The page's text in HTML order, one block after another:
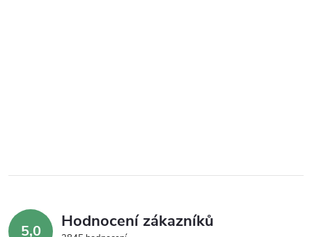
5,0 Hodnocení zákazníků